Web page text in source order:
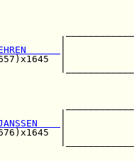
|
|